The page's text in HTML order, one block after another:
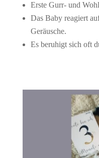
Erste Gurr- und
Das Baby reagiert
Geräusche.
Es beruhigt sich oft